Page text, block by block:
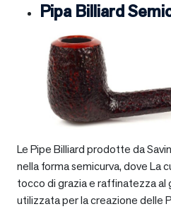
Pipa Billiard
Le Pipe Billiard prodotte da
nella forma semicurva, dove La
tocco di grazia e raffinatezza al
utilizzata per la creazione delle